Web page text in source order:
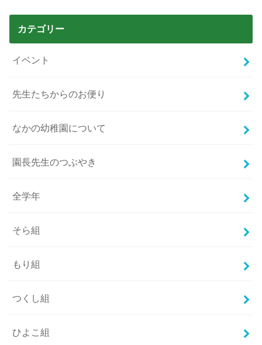
カテゴリー
イベント
先生たちからのお便り
なかの幼稚園について
園長先生のつぶやき
全学年
そら組
もり組
つくし組
ひよこ組